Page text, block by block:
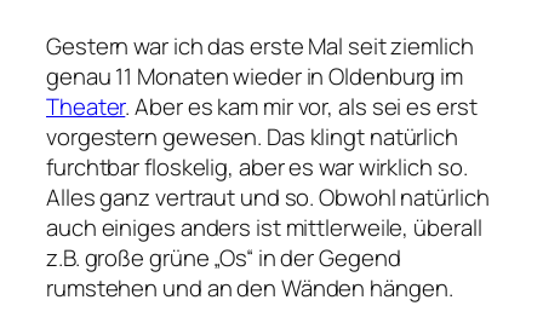
Gestern war ich das erste Mal seit ziemlich
genau 11 Monaten wieder in Oldenburg im
Theater. Aber es kam mir vor, als sei es erst
vorgestern gewesen. Das klingt natürlich
furchtbar floskelig, aber es war wirklich so.
Alles ganz vertraut und so. Obwohl natürlich
auch einiges anders ist mittlerweile, überall
z.B. große grüne „Os“ in der Gegend
rumstehen und an den Wänden hängen.